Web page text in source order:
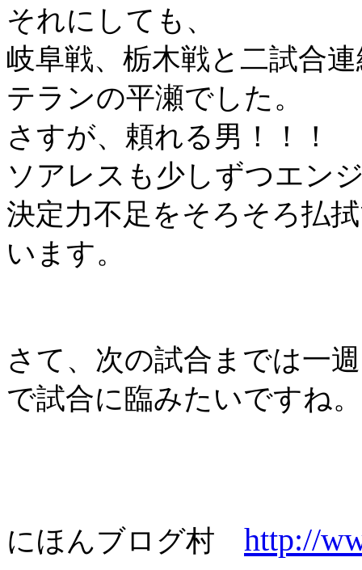
それにしても、
岐阜戦、栃木戦と二試合
テランの平瀬でした。
さすが、頼れる男！！！
ソアレスも少しずつエン
決定力不足をそろそろ払
います。
さて、次の試合までは一
で試合に臨みたいですね。
にほんブログ村 http://